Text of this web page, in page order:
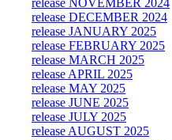
release NOVEMBER 2024
release DECEMBER 2024
release JANUARY 2025
release FEBRUARY 2025
release MARCH 2025
release APRIL 2025
release MAY 2025
release JUNE 2025
release JULY 2025
release AUGUST 2025